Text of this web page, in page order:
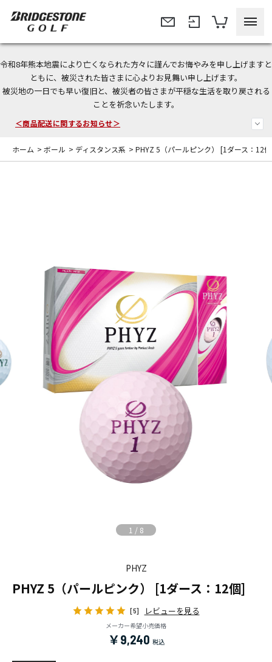
令和8年熊本地震により亡くなられた方々に謹んでお悔やみを申し上げますと
ともに、被災された皆さまに心よりお見舞い申し上げます。
被災地の一日でも早い復旧と、被災者の皆さまが平穏な生活を取り戻される
ことを祈念いたします。
今なら新規会員登録で1,000円OFFクーポンプレゼント！
＜商品配送に関するお知らせ＞
＜夏季休暇中のご注文・発送・お問い合わせ＞
ホーム > ボール > ディスタンス系 > PHYZ 5（パールピンク） [1ダース：12
1 / 8
PHYZ
PHYZ 5（パールピンク） [1ダース：12個]
[5] レビューを見る
メーカー希望小売価格
￥9,240